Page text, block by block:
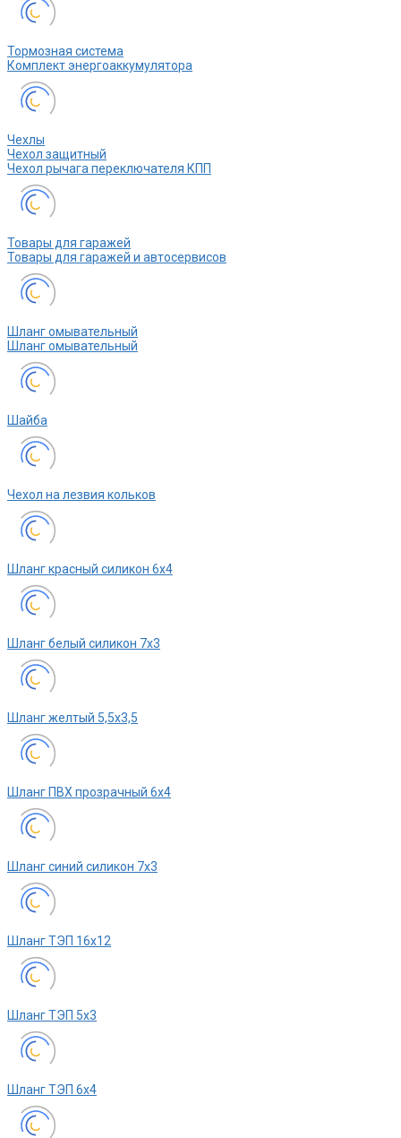
Тормозная система
Комплект энергоаккумулятора
Чехлы
Чехол защитный
Чехол рычага переключателя КПП
Товары для гаражей
Товары для гаражей и автосервисов
Шланг омывательный
Шланг омывательный
Шайба
Чехол на лезвия кольков
Шланг красный силикон 6х4
Шланг белый силикон 7х3
Шланг желтый 5,5х3,5
Шланг ПВХ прозрачный 6х4
Шланг синий силикон 7х3
Шланг ТЭП 16х12
Шланг ТЭП 5х3
Шланг ТЭП 6х4